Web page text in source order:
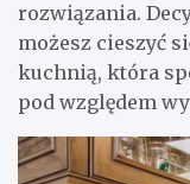
rozwiązania.
możesz cieszyć
kuchnią, która
pod względem